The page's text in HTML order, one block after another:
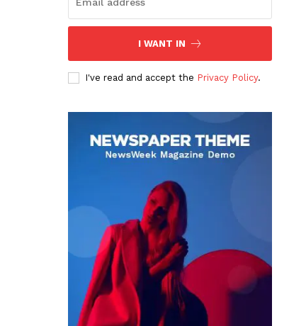
I WANT IN
I've read and accept the Privacy Policy.